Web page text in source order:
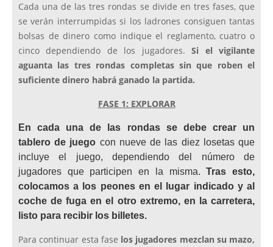
Cada una de las tres rondas se divide en tres fases, que
se verán interrumpidas si los ladrones consiguen tantas
bolsas de dinero como indique el reglamento, cuatro o
cinco dependiendo de los jugadores.Si el vigilante
aguanta las tres rondas completas sin que roben el
suficiente dinero habrá ganado la partida.
FASE 1: EXPLORAR
En cada una de las rondas se debe crear un
tablero de juego con nueve de las diez losetas que
incluye el juego, dependiendo del número de
jugadores que participen en la misma.Tras esto,
colocamos a los peones en el lugar indicado y al
coche de fuga en el otro extremo, en la carretera,
listo para recibir los billetes.
Para continuar esta fase los jugadores mezclan su mazo,